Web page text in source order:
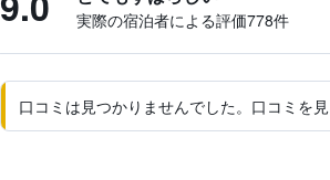
実際の宿泊者による評価778​件
口コミは見つかりませんでした。口コミを